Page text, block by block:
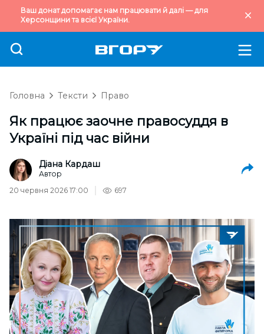
Ваш донат допомагає нам працювати й далі — для
Херсонщини та всієї України.
Головна Тексти Право
Як працює заочне правосуддя в
Україні під час війни
Діана Кардаш
Автор
20 червня 2026 17:00
697